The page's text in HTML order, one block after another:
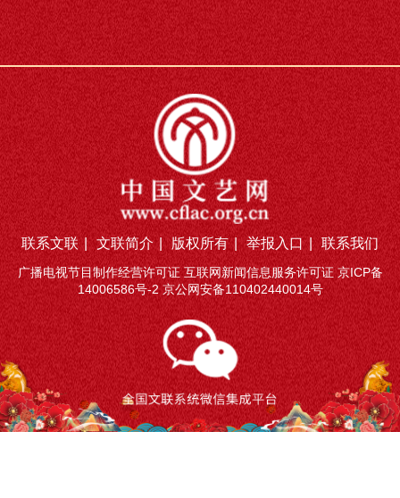
联系文联 | 文联简介 版权所有 举报入口 | 联系我们
广播电视节目制作经营许可证 互联网新闻信息服务许可证 京ICP备
14006586号-2京公网安备110402440014号